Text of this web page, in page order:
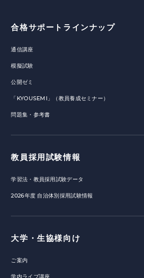
合格サポートラインナップ
通信講座
模擬試験
公開ゼミ
「KYOUSEMI」（教員養成セミナー）
問題集・参考書
教員採用試験情報
学習法・教員採用試験データ
2026年度 自治体別採用試験情報
大学・生協様向け
ご案内
学内ライブ講座